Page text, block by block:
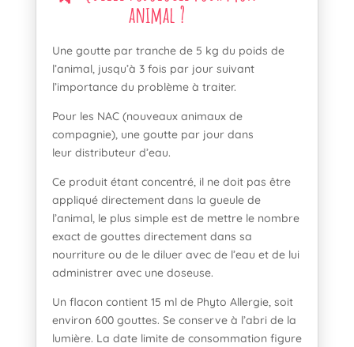
animal ?
Une goutte par tranche de 5 kg du poids de
l’animal, jusqu’à 3 fois par jour suivant
l’importance du problème à traiter.
Pour les NAC (nouveaux animaux de
compagnie), une goutte par jour dans
leur distributeur d’eau.
Ce produit étant concentré, il ne doit pas être
appliqué directement dans la gueule de
l’animal, le plus simple est de mettre le nombre
exact de gouttes directement dans sa
nourriture ou de le diluer avec de l’eau et de lui
administrer avec une doseuse.
Un flacon contient 15 ml de Phyto Allergie, soit
environ 600 gouttes. Se conserve à l’abri de la
lumière. La date limite de consommation figure